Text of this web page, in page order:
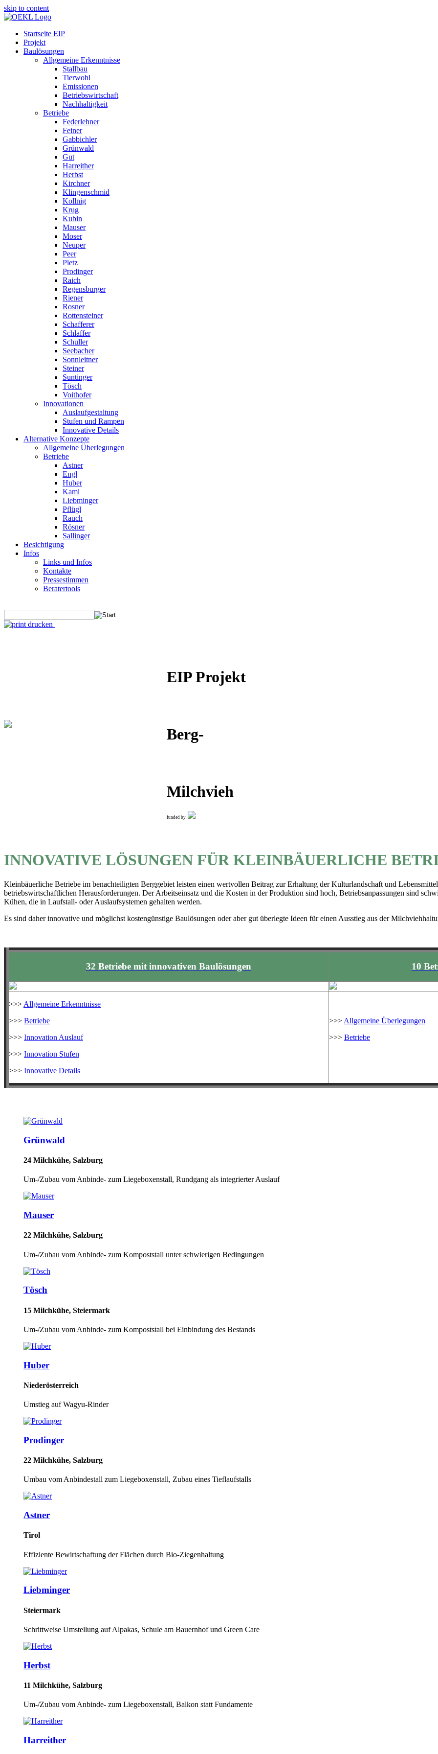
skip to content
Startseite EIP
Projekt
Baulösungen
Allgemeine Erkenntnisse
Stallbau
Tierwohl
Emissionen
Betriebswirtschaft
Nachhaltigkeit
Betriebe
Federlehner
Feiner
Gabbichler
Grünwald
Gut
Harreither
Herbst
Kirchner
Klingenschmid
Kollnig
Krug
Kubin
Mauser
Moser
Neuper
Peer
Pletz
Prodinger
Raich
Regensburger
Riener
Rosner
Rottensteiner
Schafferer
Schlaffer
Schuller
Seebacher
Sonnleitner
Steiner
Suntinger
Tösch
Voithofer
Innovationen
Auslaufgestaltung
Stufen und Rampen
Innovative Details
Alternative Konzepte
Allgemeine Überlegungen
Betriebe
Astner
Engl
Huber
Kaml
Liebminger
Pflügl
Rauch
Rösner
Sallinger
Besichtigung
Infos
Links und Infos
Kontakte
Pressestimmen
Beratertools
drucken
EIP Projekt
Berg-
Milchvieh
funded by
INNOVATIVE LÖSUNGEN FÜR KLEINBÄUERLICHE
Kleinbäuerliche Betriebe im benachteiligten Berggebiet leisten einen wertvollen Beitrag zur Erhaltung der Kulturlandschaft und
betriebswirtschaftlichen Herausforderungen. Der Arbeitseinsatz und die Kosten in der Produktion sind hoch, Betriebsanpassungen sind
Kühen, die in Laufstall- oder Auslaufsystemen gehalten werden.
Es sind daher innovative und möglichst kostengünstige Baulösungen oder aber gut überlegte Ideen für einen Ausstieg aus der
32 Betriebe mit innovativen Baulösungen 10
>>> Allgemeine Erkenntnisse
>>> Betriebe
>>> Innovation Auslauf
>>> Innovation Stufen
>>> Innovative Details
>>> Allgemeine Überlegungen
>>> Betriebe
Grünwald
24 Milchkühe, Salzburg
Um-/Zubau vom Anbinde- zum Liegeboxenstall, Rundgang als integrierter Auslauf
Mauser
22 Milchkühe, Salzburg
Um-/Zubau vom Anbinde- zum Kompoststall unter schwierigen Bedingungen
Tösch
15 Milchkühe, Steiermark
Um-/Zubau vom Anbinde- zum Kompoststall bei Einbindung des Bestands
Huber
Niederösterreich
Umstieg auf Wagyu-Rinder
Prodinger
22 Milchkühe, Salzburg
Umbau vom Anbindestall zum Liegeboxenstall, Zubau eines Tieflaufstalls
Astner
Tirol
Effiziente Bewirtschaftung der Flächen durch Bio-Ziegenhaltung
Liebminger
Steiermark
Schrittweise Umstellung auf Alpakas, Schule am Bauernhof und Green Care
Herbst
11 Milchkühe, Salzburg
Um-/Zubau vom Anbinde- zum Liegeboxenstall, Balkon statt Fundamente
Harreither